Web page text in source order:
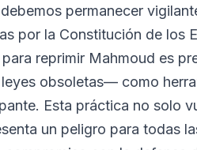
permanecer
por la Constitución de los
reprimir Mahmoud es
obsoletas— como
Esta práctica no solo
un peligro para todas